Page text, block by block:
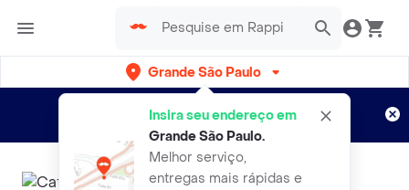
Grande São Paulo
Insira seu endereço em
Grande São Paulo.
Melhor serviço,
entregas mais rápidas e
Entregas grátis por 15 dias!
Aplicam T&C